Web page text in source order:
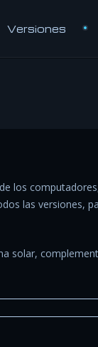
Versiones
los
las versiones,
solar,